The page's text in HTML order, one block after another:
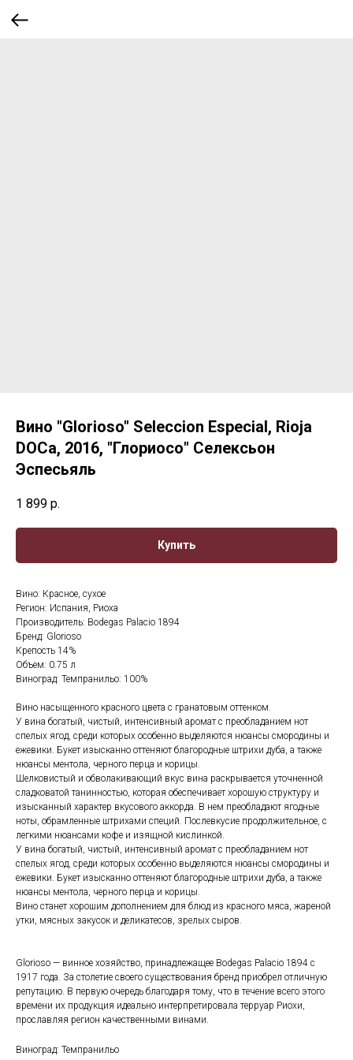
Вино "Glorioso" Seleccion Especial, Rioja
DOCa, 2016, "Глориосо" Селексьон
Эспесьяль
1 899 р.
Купить
Вино: Красное, сухое
Регион: Испания, Риоха
Производитель: Bodegas Palacio 1894
Бренд: Glorioso
Крепость 14%
Объем: 0.75 л
Виноград: Темпранильо: 100%
Вино насыщенного красного цвета с гранатовым оттенком.
У вина богатый, чистый, интенсивный аромат с преобладанием нот
спелых ягод, среди которых особенно выделяются нюансы смородины и
ежевики. Букет изысканно оттеняют благородные штрихи дуба, а также
нюансы ментола, черного перца и корицы.
Шелковистый и обволакивающий вкус вина раскрывается уточненной
сладковатой танинностью, которая обеспечивает хорошую структуру и
изысканный характер вкусового аккорда. В нем преобладают ягодные
ноты, обрамленные штрихами специй. Послевкусие продолжительное, с
легкими нюансами кофе и изящной кислинкой.
У вина богатый, чистый, интенсивный аромат с преобладанием нот
спелых ягод, среди которых особенно выделяются нюансы смородины и
ежевики. Букет изысканно оттеняют благородные штрихи дуба, а также
нюансы ментола, черного перца и корицы.
Вино станет хорошим дополнением для блюд из красного мяса, жареной
утки, мясных закусок и деликатесов, зрелых сыров.
Glorioso — винное хозяйство, принадлежащее Bodegas Palacio 1894 с
1917 года. За столетие своего существования бренд приобрел отличную
репутацию. В первую очередь благодаря тому, что в течение всего этого
времени их продукция идеально интерпретировала терруар Риохи,
прославляя регион качественными винами.
Виноград: Темпранильо